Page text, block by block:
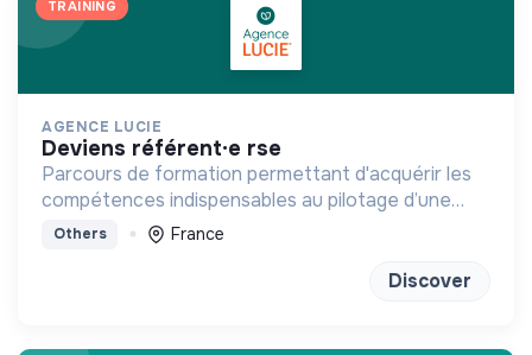
TRAINING
AGENCE LUCIE
deviens référent·e rse
Parcours de formation permettant d'acquérir les
compétences indispensables au pilotage d’une
stratégie RSE/RSO
Others France
Discover